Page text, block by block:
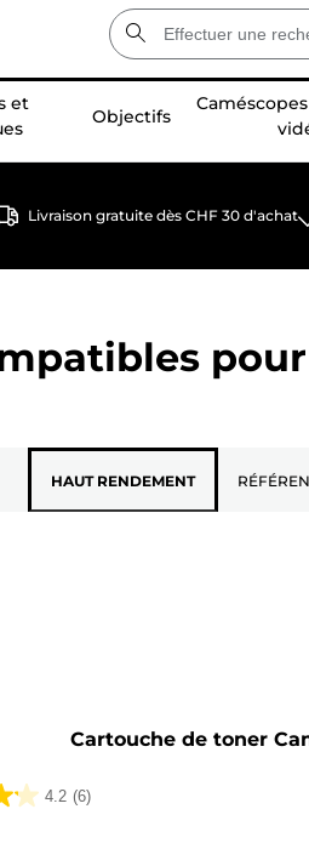
et
Objectifs
Livraison gratuite dès CHF 30 d'achat
HAUT RENDEMENT
Cartouche de toner
4.2 (6)